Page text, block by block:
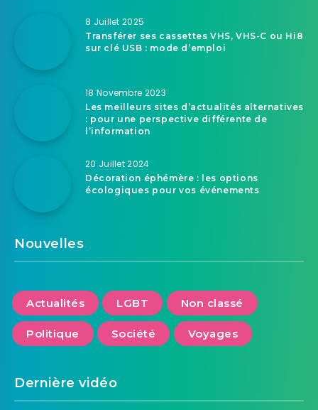
8 Juillet 2025
Transférer ses cassettes VHS, VHS-C ou Hi8
sur clé USB : mode d’emploi
18 Novembre 2023
Les meilleurs sites d’actualités alternatives
: pour une perspective différente de
l’information
20 Juillet 2024
Décoration éphémère : les options
écologiques pour vos événements
Nouvelles
Actualités LGBT Non classé
Politique Société Voyages
Dernière vidéo